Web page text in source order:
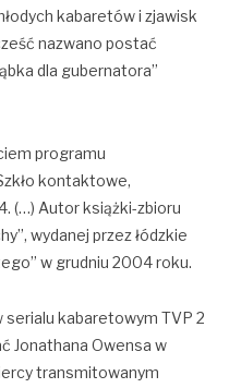
kabaretów i zjawisk
nazwano postać
dla gubernatora”
programu
kontaktowe,
(…) Autor książki-zbioru
wydanej przez łódzkie
w grudniu 2004 roku.
serialu kabaretowym TVP 2
Jonathana Owensa w
transmitowanym